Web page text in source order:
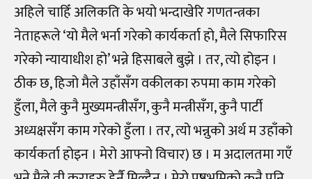
अहिले चाहिँ अलिकति के भयो भन्दाखेरि गणतन्त्रका
नेताहरूले ‘यो मैले भर्ना गरेको कार्यकर्ता हो, मैले सिफारिस
गरेको न्यायाधीश हो’ भन्ने हिसाबले बुझे । तर, त्यो होइन ।
ठीक छ, हिजो मैले उहाँसँग वकीलका रुपमा काम गरेको
हुँला, मैले कुनै मुख्यमन्त्रीसँग, कुनै मन्त्रीसँग, कुनै पार्टी
अध्यक्षसँग काम गरेको हुँला । तर, त्यो भन्नुको अर्थ म उहाँको
कार्यकर्ता होइन । मेरो आफ्नो विचार) छ । म अदालतमा गएँ